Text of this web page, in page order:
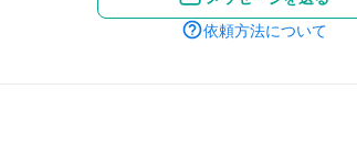
依頼方法について